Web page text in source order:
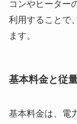
コンやヒーター
利用することで
ます。
基本料金と従
基本料金は、電